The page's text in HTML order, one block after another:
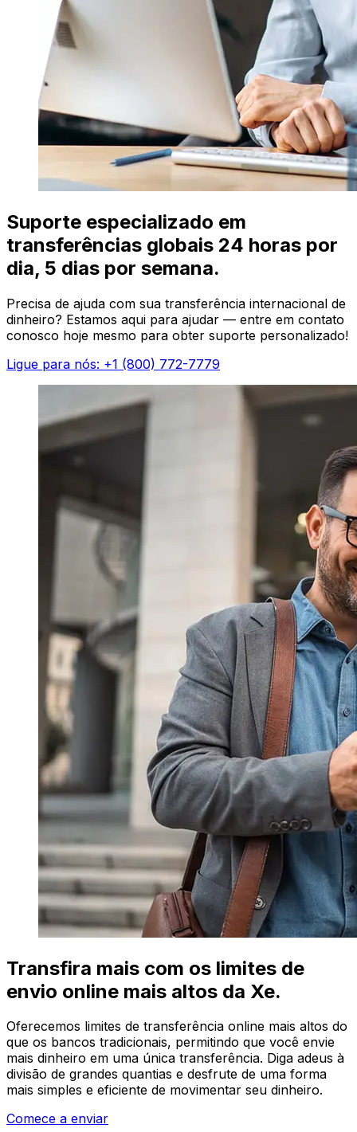
Suporte especializado em
transferências globais 24 horas por
dia, 5 dias por semana.
Precisa de ajuda com sua transferência internacional de
dinheiro? Estamos aqui para ajudar — entre em contato
conosco hoje mesmo para obter suporte personalizado!
Ligue para nós: +1 (800) 772-7779
Transfira mais com os limites de
envio online mais altos da Xe.
Oferecemos limites de transferência online mais altos do
que os bancos tradicionais, permitindo que você envie
mais dinheiro em uma única transferência. Diga adeus à
divisão de grandes quantias e desfrute de uma forma
mais simples e eficiente de movimentar seu dinheiro.
Comece a enviar